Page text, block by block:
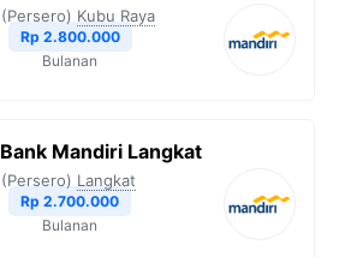
Kubu Raya
Rp 2.800.000
Bulanan
Mandiri Langkat
Langkat
Rp 2.700.000
Bulanan